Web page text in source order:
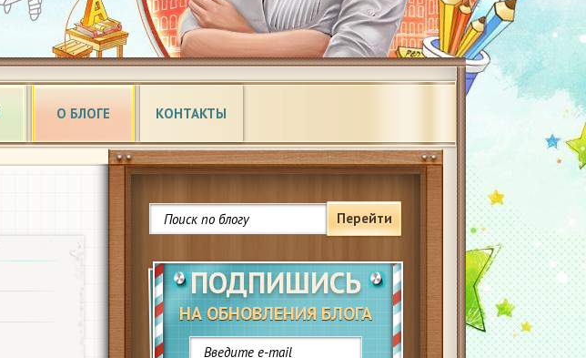
О БЛОГЕ КОНТАКТЫ
Перейти
ПОДПИШИСЬ
НА ОБНОВЛЕНИЯ БЛОГА